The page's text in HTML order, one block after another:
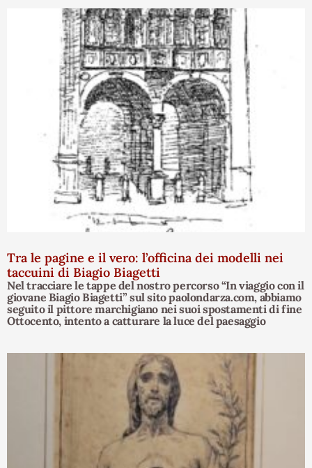
Tra le pagine e il vero: l’officina dei modelli nei
taccuini di Biagio Biagetti
Nel tracciare le tappe del nostro percorso “In viaggio con il
giovane Biagio Biagetti” sul sito paolondarza.com, abbiamo
seguito il pittore marchigiano nei suoi spostamenti di fine
Ottocento, intento a catturare la luce del paesaggio